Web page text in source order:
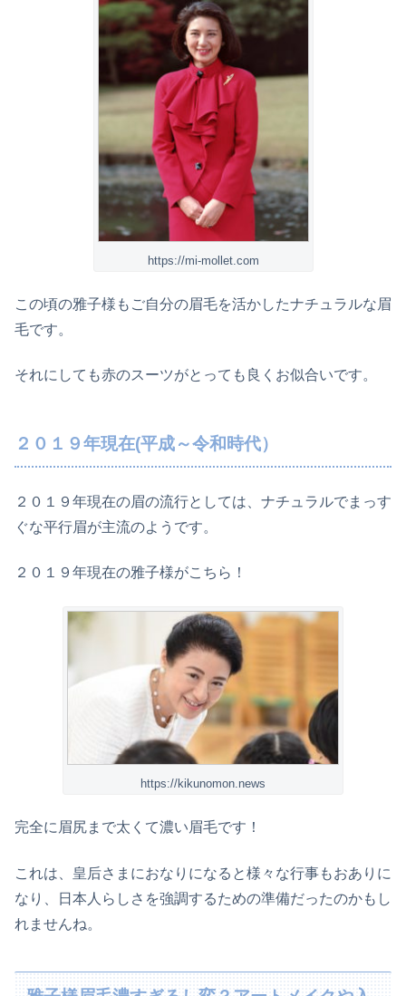
https://mi-mollet.com
この頃の雅子様もご自分の眉毛を活かしたナチュラルな眉
毛です。
それにしても赤のスーツがとっても良くお似合いです。
２０１９年現在(平成～令和時代）
２０１９年現在の眉の流行としては、ナチュラルでまっす
ぐな平行眉が主流のようです。
２０１９年現在の雅子様がこちら！
https://kikunomon.news
完全に眉尻まで太くて濃い眉毛です！
これは、皇后さまにおなりになると様々な行事もおありに
なり、日本人らしさを強調するための準備だったのかもし
れませんね。